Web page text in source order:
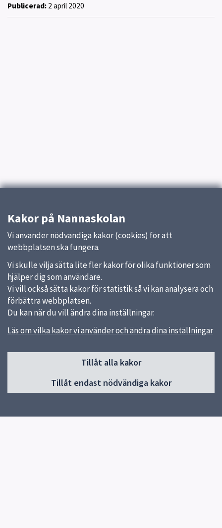
Publicerad: 2 april 2020
Kakor på Nannaskolan
Vi använder nödvändiga kakor (cookies) för att
webbplatsen ska fungera.
Vi skulle vilja sätta lite fler kakor för olika funktioner som
hjälper dig som användare.
Vi vill också sätta kakor för statistik så vi kan analysera och
förbättra webbplatsen.
Du kan när du vill ändra dina inställningar.
Läs om vilka kakor vi använder och ändra dina inställningar
Tillåt alla kakor
Tillåt endast nödvändiga kakor